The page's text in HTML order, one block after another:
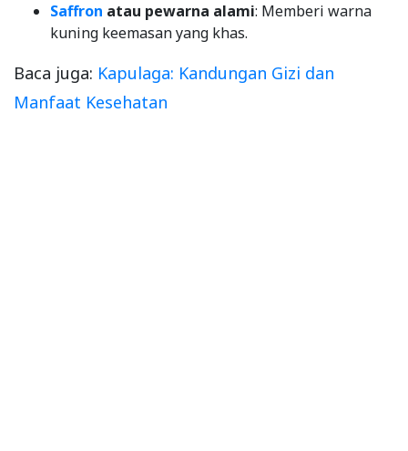
Saffron atau pewarna alami: Memberi warna
kuning keemasan yang khas.
Baca juga: Kapulaga: Kandungan Gizi dan
Manfaat Kesehatan